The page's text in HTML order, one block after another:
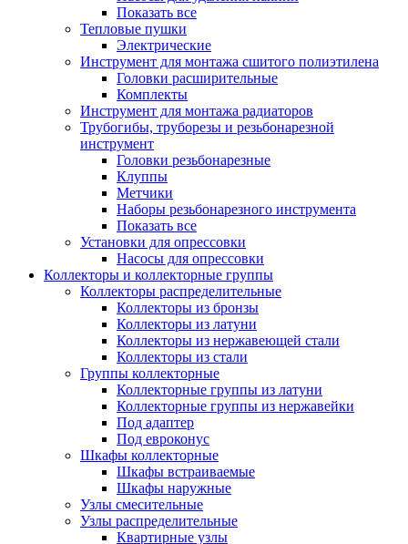
Показать все
Тепловые пушки
Электрические
Инструмент для монтажа сшитого полиэтилена
Головки расширительные
Комплекты
Инструмент для монтажа радиаторов
Трубогибы, труборезы и резьбонарезной
инструмент
Головки резьбонарезные
Клуппы
Метчики
Наборы резьбонарезного инструмента
Показать все
Установки для опрессовки
Насосы для опрессовки
Коллекторы и коллекторные группы
Коллекторы распределительные
Коллекторы из бронзы
Коллекторы из латуни
Коллекторы из нержавеющей стали
Коллекторы из стали
Группы коллекторные
Коллекторные группы из латуни
Коллекторные группы из нержавейки
Под адаптер
Под евроконус
Шкафы коллекторные
Шкафы встраиваемые
Шкафы наружные
Узлы смесительные
Узлы распределительные
Квартирные узлы